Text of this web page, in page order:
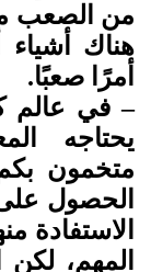
من الصعب
هناك
أمرًا صعبًا.
– في عالم
يحتاجه
متخمون
الحصول
الاستفادة
المهم،